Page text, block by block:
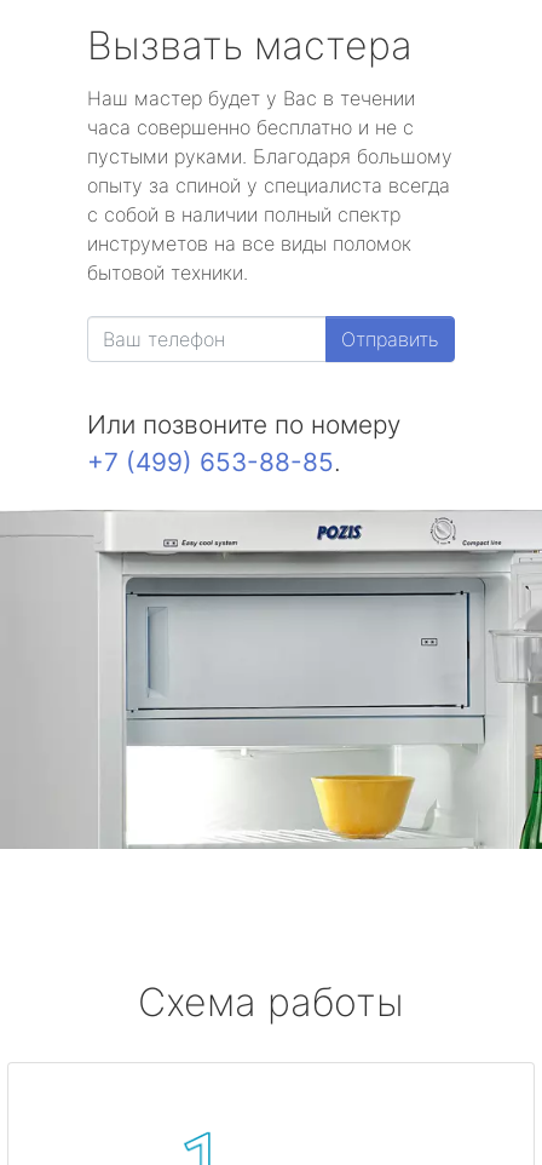
Вызвать мастера
Наш мастер будет у Вас в течении
часа совершенно бесплатно и не с
пустыми руками. Благодаря большому
опыту за спиной у специалиста всегда
с собой в наличии полный спектр
инструметов на все виды поломок
бытовой техники.
Отправить
Или позвоните по номеру
+7 (499) 653-88-85.
Схема работы